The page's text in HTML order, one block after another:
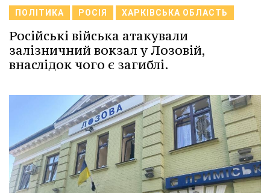
ПОЛІТИКА РОСІЯ ХАРКІВСЬКА ОБЛАСТЬ
Російські війська атакували
залізничний вокзал у Лозовій,
внаслідок чого є загиблі.